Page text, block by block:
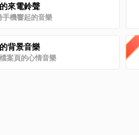
來電鈴聲
手機響起的音樂
背景音樂
案頁的心情音樂